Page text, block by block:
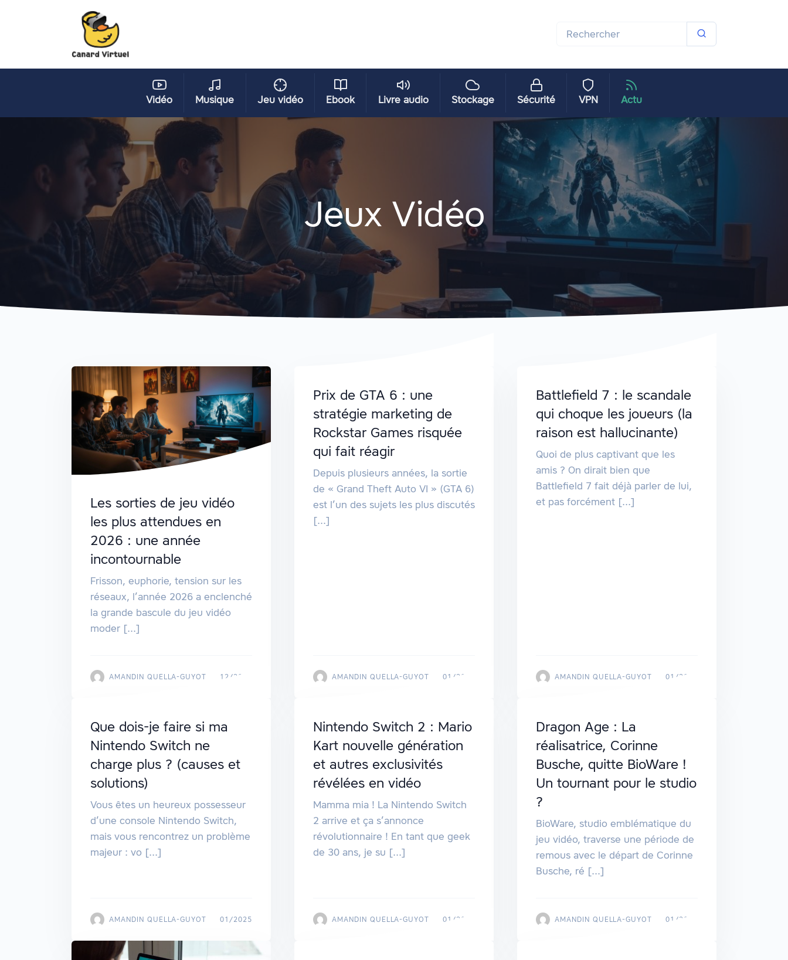
Vidéo Musique Jeu vidéo Ebook Livre audio Stockage Sécurité VPN Actu
Jeux Vidéo
Les sorties de jeu vidéo
les plus attendues en
2026 : une année
incontournable
Frisson, euphorie, tension sur les
réseaux, l’année 2026 a enclenché
la grande bascule du jeu vidéo
moder [...]
AMANDIN QUELLA-GUYOT 12/2025
Prix de GTA 6 : une
stratégie marketing de
Rockstar Games risquée
qui fait réagir
Depuis plusieurs années, la sortie
de « Grand Theft Auto VI » (GTA 6)
est l’un des sujets les plus discutés
[...]
AMANDIN QUELLA-GUYOT 01/2025
Battlefield 7 : le scandale
qui choque les joueurs (la
raison est hallucinante)
Quoi de plus captivant que les
amis ? On dirait bien que
Battlefield 7 fait déjà parler de lui,
et pas forcément [...]
AMANDIN QUELLA-GUYOT 01/2025
Que dois-je faire si ma
Nintendo Switch ne
charge plus ? (causes et
solutions)
Vous êtes un heureux possesseur
d’une console Nintendo Switch,
mais vous rencontrez un problème
majeur : vo [...]
AMANDIN QUELLA-GUYOT 01/2025
Nintendo Switch 2 : Mario
Kart nouvelle génération
et autres exclusivités
révélées en vidéo
Mamma mia ! La Nintendo Switch
2 arrive et ça s’annonce
révolutionnaire ! En tant que geek
de 30 ans, je su [...]
AMANDIN QUELLA-GUYOT 01/2025
Dragon Age : La
réalisatrice, Corinne
Busche, quitte BioWare !
Un tournant pour le studio
?
BioWare, studio emblématique du
jeu vidéo, traverse une période de
remous avec le départ de Corinne
Busche, ré [...]
AMANDIN QUELLA-GUYOT 01/2025